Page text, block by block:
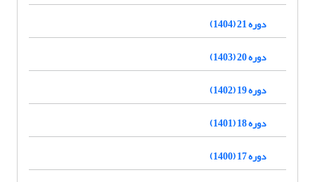
دوره 21 (1404)
دوره 20 (1403)
دوره 19 (1402)
دوره 18 (1401)
دوره 17 (1400)